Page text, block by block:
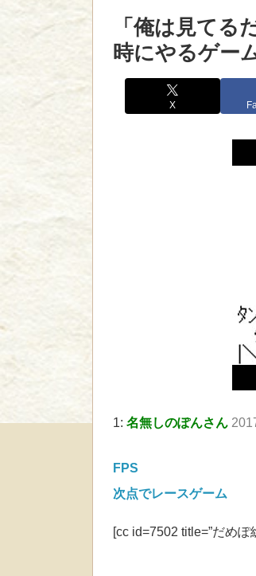
「俺は見て
時にやるゲー
X
1: 名無しのぽんさん
FPS
次点でレースゲーム
[cc id=7502 title=”だめぽ